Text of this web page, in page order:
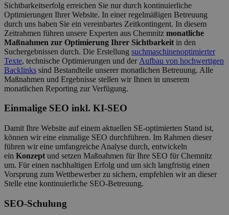
Sichtbarkeitserfolg erreichen Sie nur durch kontinuierliche
Optimierungen Ihrer Website. In einer regelmäßigen Betreuung
durch uns haben Sie ein vereinbartes Zeitkontingent. In diesem
Zeitrahmen führen unsere Experten aus Chemnitz monatliche
Maßnahmen zur Optimierung Ihrer Sichtbarkeit in den
Suchergebnissen durch. Die Erstellung suchmaschinenoptimierter
Texte, technische Optimierungen und der Aufbau von hochwertigen
Backlinks sind Bestandteile unserer monatlichen Betreuung. Alle
Maßnahmen und Ergebnisse stellen wir Ihnen in unserem
monatlichen Reporting zur Verfügung.
Einmalige SEO inkl. KI-SEO
Damit Ihre Website auf einem aktuellen SE-optimierten Stand ist,
können wir eine einmalige SEO durchführen. Im Rahmen dieser
führen wir eine umfangreiche Analyse durch, entwickeln
ein Konzept und setzen Maßnahmen für Ihre SEO für Chemnitz
um. Für einen nachhaltigen Erfolg und um sich langfristig einen
Vorsprung zum Wettbewerber zu sichern, empfehlen wir an dieser
Stelle eine kontinuierliche SEO-Betreuung.
SEO-Schulung